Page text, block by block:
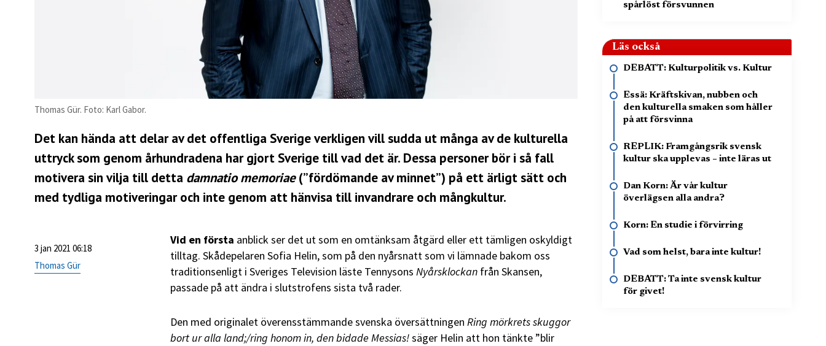
Thomas Gür. Foto: Karl Gabor.
Det kan hända att delar av det offentliga Sverige verkligen vill sudda ut många av de kulturella
uttryck som genom århundradena har gjort Sverige till vad det är. Dessa personer bör i så fall
motivera sin vilja till detta damnatio memoriae(”fördömande av minnet”) på ett ärligt sätt och
med tydliga motiveringar och inte genom att hänvisa till invandrare och mångkultur.
3 jan 2021 06:18
Thomas Gür
Vid en första anblick ser det ut som en omtänksam åtgärd eller ett tämligen oskyldigt
tilltag. Skådepelaren Sofia Helin, som på den nyårsnatt som vi lämnade bakom oss
traditionsenligt i Sveriges Television läste Tennysons Nyårsklockan från Skansen,
passade på att ändra i slutstrofens sista två rader.
Den med originalet överensstämmande svenska översättningen Ring mörkrets skuggor
bort ur alla land;/ring honom in, den bidade Messias!säger Helin att hon tänkte ”blir
spårlöst försvunnen
Läs också
DEBATT: Kulturpolitik vs. Kultur
Essä: Kräftskivan, nubben och
den kulturella smaken som håller
på att försvinna
REPLIK: Framgångsrik svensk
kultur ska upplevas – inte läras ut
Dan Korn: Är vår kultur
överlägsen alla andra?
Korn: En studie i förvirring
Vad som helst, bara inte kultur!
DEBATT: Ta inte svensk kultur
för givet!